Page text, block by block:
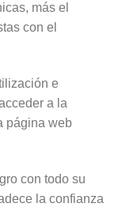
más el
con el
e
a la
página web
con todo su
la confianza